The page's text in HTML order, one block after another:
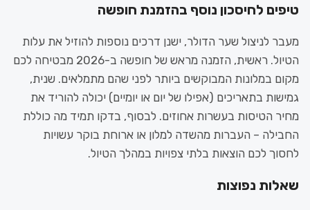
טיפים לחיסכון נוסף בהזמנת חופשה
מעבר לניצול שער הדולר, ישנן דרכים נוספות להוזיל את עלות
הטיול. ראשית, הזמנה מראש של חופשה ב-2026 מבטיחה לכם
מקום במלונות המבוקשים ביותר לפני שהם מתמלאים. שנית,
גמישות בתאריכים (אפילו של יום או יומיים) יכולה להוריד את
מחיר הטיסות בעשרות אחוזים. לבסוף, בדקו תמיד מה כוללת
החבילה – העברות מהשדה למלון או ארוחת בוקר עשויות
לחסוך לכם הוצאות בלתי צפויות במהלך הטיול.
שאלות נפוצות